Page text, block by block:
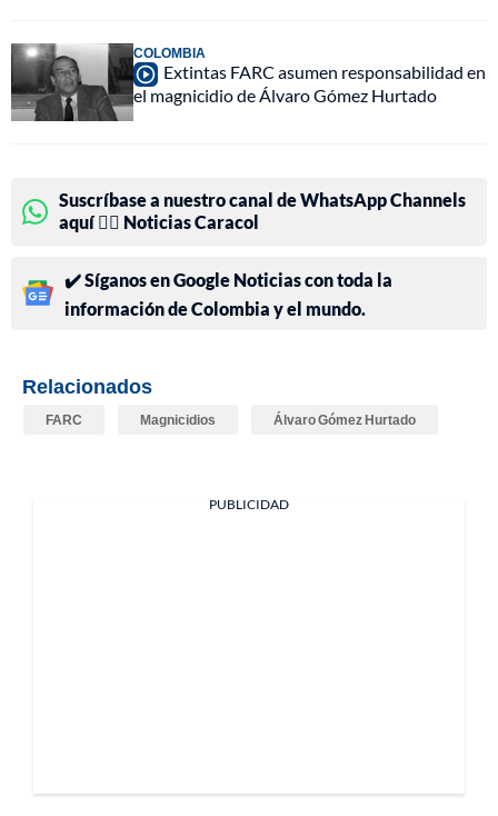
COLOMBIA
Extintas FARC asumen responsabilidad en
el magnicidio de Álvaro Gómez Hurtado
Suscríbase a nuestro canal de WhatsApp Channels
aquí 👉🏻 Noticias Caracol
✔️ Síganos en Google Noticias con toda la
información de Colombia y el mundo.
Relacionados
FARC Magnicidios Álvaro Gómez Hurtado
PUBLICIDAD